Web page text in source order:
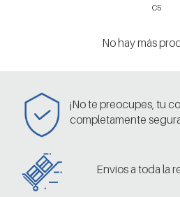
C5
No hay más
¡No te preocupes, tu
completamente
Envíos a toda la